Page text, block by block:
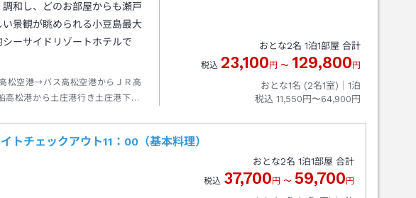
調和し、どのお部屋からも瀬戸
い景観が眺められる小豆島最大
ーサイドリゾートホテルで
松空港→バス高松空港からＪＲ高
松港から土庄港行き土庄港下船
おとな2名 1泊1部屋 合計
税込 23,100 円 〜 129,800 円
おとな1名 (2名1室)｜ 1泊
税込 11,550円〜64,900円
トチェックアウト11：00（基本料理）
おとな2名 1泊1部屋 合計
税込 37,700 円 〜 59,700 円